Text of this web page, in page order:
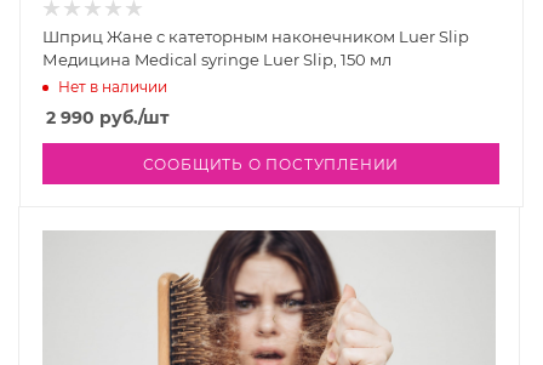
Шприц Жане с катеторным наконечником Luer Slip
Медицина Medical syringe Luer Slip, 150 мл
Нет в наличии
2 990 руб./шт
СООБЩИТЬ О ПОСТУПЛЕНИИ